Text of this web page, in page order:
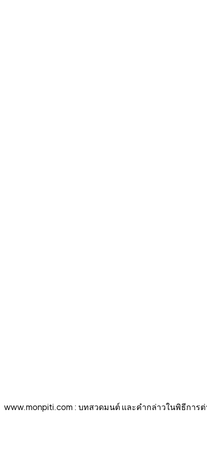
www.monpiti.com : บทสวดมนต์ และคำกล่าวในพิธีการต่